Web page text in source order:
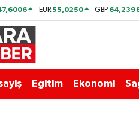
EUR55,0250 GBP
Eğitim Ekonomi